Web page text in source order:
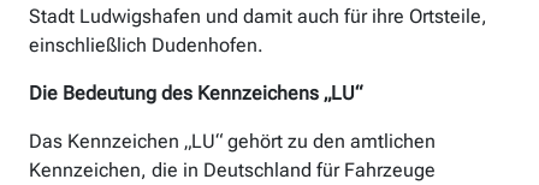
Stadt Ludwigshafen und damit auch für ihre Ortsteile,
einschließlich Dudenhofen.
Die Bedeutung des Kennzeichens „LU“
Das Kennzeichen „LU“ gehört zu den amtlichen
Kennzeichen, die in Deutschland für Fahrzeuge